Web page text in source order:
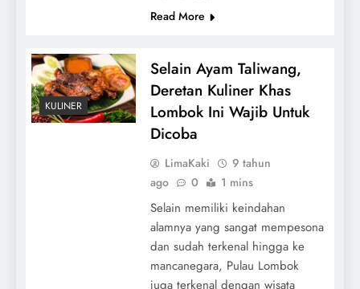
Read More
KULINER
Selain Ayam Taliwang,
Deretan Kuliner Khas
Lombok Ini Wajib Untuk
Dicoba
LimaKaki
9 tahun
ago
0 1 mins
Selain memiliki keindahan
alamnya yang sangat mempesona
dan sudah terkenal hingga ke
mancanegara, Pulau Lombok
juga terkenal dengan wisata